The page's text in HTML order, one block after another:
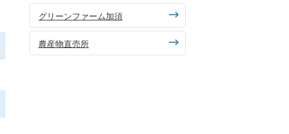
グリーンファーム加須
農産物直売所